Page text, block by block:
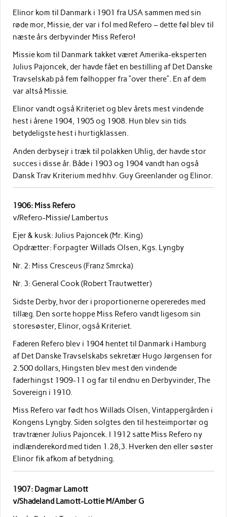
Elinor kom til Danmark i 1901 fra USA sammen med sin
røde mor, Missie, der var i fol med Refero – dette føl blev til
næste års derbyvinder Miss Refero!
Missie kom til Danmark takket været Amerika-eksperten
Julius Pajoncek, der havde fået en bestilling af Det Danske
Travselskab på fem følhopper fra ”over there”. En af dem
var altså Missie.
Elinor vandt også Kriteriet og blev årets mest vindende
hest i årene 1904, 1905 og 1908. Hun blev sin tids
betydeligste hest i hurtigklassen.
Anden derbysejr i træk til polakken Uhlig, der havde stor
succes i disse år. Både i 1903 og 1904 vandt han også
Dansk Trav Kriterium med hhv. Guy Greenlander og Elinor.
1906: Miss Refero
v/Refero-Missie/ Lambertus
Ejer & kusk: Julius Pajoncek (Mr. King)
Opdrætter: Forpagter Willads Olsen, Kgs. Lyngby
Nr. 2: Miss Cresceus (Franz Smrcka)
Nr. 3: General Cook (Robert Trautwetter)
Sidste Derby, hvor der i proportionerne opereredes med
tillæg. Den sorte hoppe Miss Refero vandt ligesom sin
storesøster, Elinor, også Kriteriet.
Faderen Refero blev i 1904 hentet til Danmark i Hamburg
af Det Danske Travselskabs sekretær Hugo Jørgensen for
2.500 dollars, Hingsten blev mest den vindende
faderhingst 1909-11 og far til endnu en Derbyvinder, The
Sovereign i 1910.
Miss Refero var født hos Willads Olsen, Vintappergården i
Kongens Lyngby. Siden solgtes den til hesteimportør og
travtræner Julius Pajoncek. I 1912 satte Miss Refero ny
indlænderekord med tiden 1.28,3. Hverken den eller søster
Elinor fik afkom af betydning.
1907: Dagmar Lamott
v/Shadeland Lamott-Lottie M/Amber G